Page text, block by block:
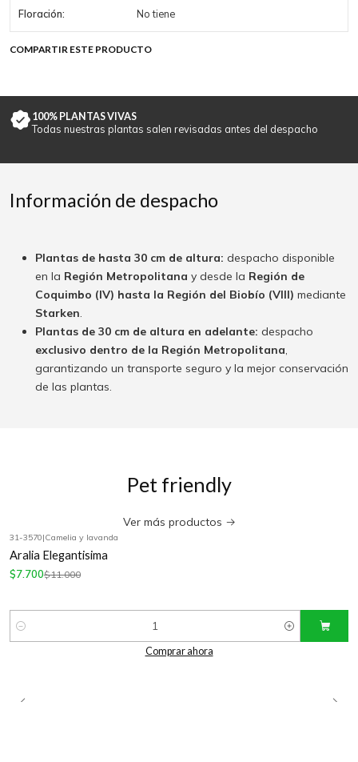
Floración: No tiene
COMPARTIR ESTE PRODUCTO
100% PLANTAS VIVAS
Todas nuestras plantas salen revisadas antes del despacho
Información de despacho
Plantas de hasta 30 cm de altura: despacho disponible
en la Región Metropolitana y desde la Región de
Coquimbo (IV) hasta la Región del Biobío (VIII) mediante
Starken.
Plantas de 30 cm de altura en adelante: despacho
exclusivo dentro de la Región Metropolitana,
garantizando un transporte seguro y la mejor conservación
de las plantas.
Pet friendly
Ver más productos
-30%OFF
31-3570|Camelia y lavanda
Aralia Elegantisima
$7.700$11.000
Cantidad
Comprar ahora